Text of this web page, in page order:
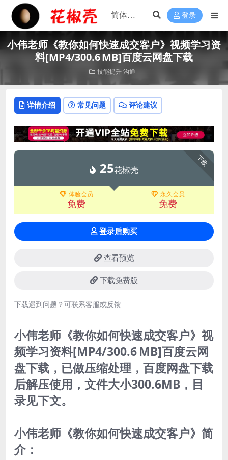
登录
小伟老师《教你如何快速成交客户》视频学习资
料[MP4/300.6 MB]百度云网盘下载
技能提升 沟通
详情介绍 常见问题 评论建议
下载
25花椒壳
体验会员
免费
永久会员
免费
登录后购买
查看预览
下载免费版
下载遇到问题？可联系客服或反馈
小伟老师《教你如何快速成交客户》视
频学习资料[MP4/300.6 MB]百度云网
盘下载，已做压缩处理，百度网盘下载
后解压使用，文件大小300.6MB，目
录见下文。
小伟老师《教你如何快速成交客户》简
介：